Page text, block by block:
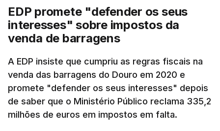
EDP promete "defender os seus
interesses" sobre impostos da
venda de barragens
A EDP insiste que cumpriu as regras fiscais na
venda das barragens do Douro em 2020 e
promete "defender os seus interesses" depois
de saber que o Ministério Público reclama 335,2
milhões de euros em impostos em falta.